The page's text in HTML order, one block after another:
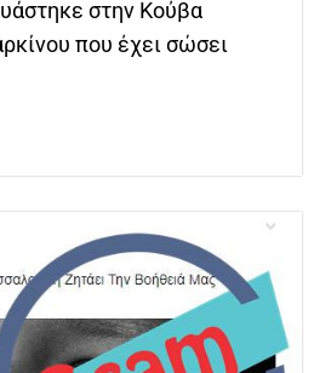
στην Κούβα
που έχει σώσει